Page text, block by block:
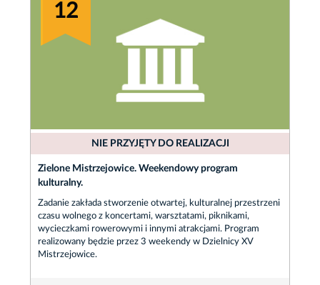
12
NIE PRZYJĘTY DO REALIZACJI
Zielone Mistrzejowice. Weekendowy program
kulturalny.
Zadanie zakłada stworzenie otwartej, kulturalnej przestrzeni
czasu wolnego z koncertami, warsztatami, piknikami,
wycieczkami rowerowymi i innymi atrakcjami. Program
realizowany będzie przez 3 weekendy w Dzielnicy XV
Mistrzejowice.